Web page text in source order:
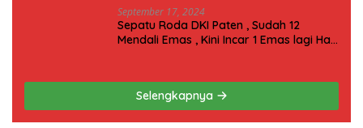
September 17, 2024
Sepatu Roda DKI Paten , Sudah 12
Mendali Emas , Kini Incar 1 Emas lagi Hari
Selengkapnya